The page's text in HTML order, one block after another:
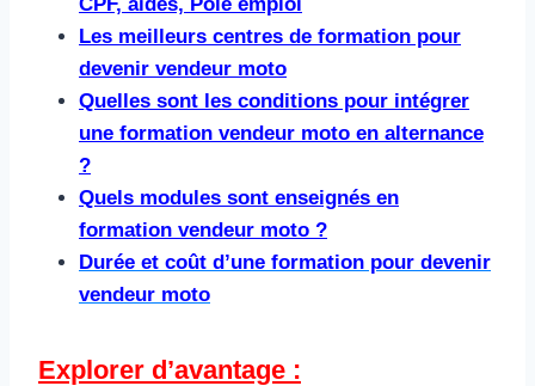
Les meilleurs centres de formation pour
devenir vendeur moto
Quelles sont les conditions pour intégrer
une formation vendeur moto en alternance
?
Quels modules sont enseignés en
formation vendeur moto ?
Durée et coût d’une formation pour devenir
vendeur moto
Explorer d’avantage :